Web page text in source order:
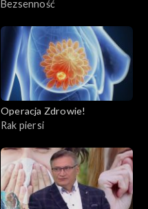
Bezsenność
Operacja Zdrowie!
Rak piersi